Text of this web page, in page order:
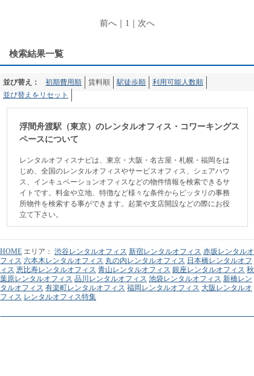
前へ｜ 1 次へ
検索結果一覧
並び替え： 初期費用順 賃料順 駅徒歩順
利用可能人数順
並び替えをリセット
浮間舟渡駅（東京）のレンタルオフィス・コワーキングス
ペースについて
レンタルオフィスナビは、東京・大阪・名古屋・札幌・福岡をは
じめ、全国のレンタルオフィスやサービスオフィス、シェアハウ
ス、インキュベーションオフィスなどの物件情報を検索できるサ
イトです。料金や立地、特徴など様々な条件からピッタリの事務
所物件を検索する事ができます。起業や支店開設などの際にお役
立て下さい。
HOME エリア： 渋谷レンタルオフィス 新宿レンタルオフィス 赤坂レンタルオ
フィス 六本木レンタルオフィス 丸の内レンタルオフィス 日本橋レンタルオフ
ィス 恵比寿レンタルオフィス 青山レンタルオフィス 銀座レンタルオフィス 秋
葉原レンタルオフィス 品川レンタルオフィス 池袋レンタルオフィス 新橋レン
タルオフィス 有楽町レンタルオフィス 福岡レンタルオフィス 大阪レンタルオ
フィス レンタルオフィス特集